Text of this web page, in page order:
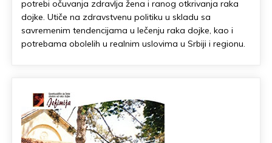
potrebi očuvanja zdravlja žena i ranog otkrivanja raka
dojke. Utiče na zdravstvenu politiku u skladu sa
savremenim tendencijama u lečenju raka dojke, kao i
potrebama obolelih u realnim uslovima u Srbiji i regionu.